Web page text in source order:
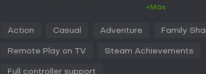
sistema del juego destaca por el impacto del timing
+Más
Action Casual Adventure Family
Remote Play on TV Steam Achievements
Full controller support